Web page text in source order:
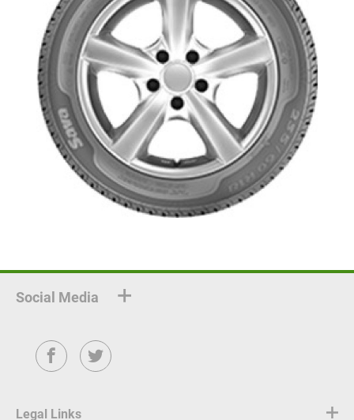
Social Media
FacebookTwitter
Legal Links